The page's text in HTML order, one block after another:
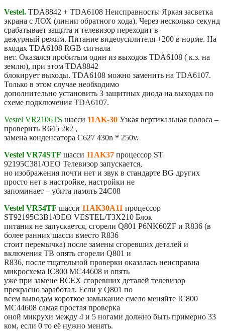
Vestel. TDA8842 + TDA6108 Неисправность: Яркая засветка
экрана с ЛОХ (линии обратного хода). Через несколько секунд
срабатывает защита и телевизор переходит в
дежурный режим. Питание видеоусилителя +200 в норме. На
входах TDA6108 RGB сигнала
нет. Оказался пробитым один из выходов TDA6108 ( к.з. на
землю), при этом TDA8842
блокирует выходы. TDA6108 можно заменить на TDA6107.
Только в этом случае необходимо
дополнительно установить 3 защитных диода на выходах по
схеме подключения TDA6107.
Vestel VR2106TS шасси 11AK-30 Узкая вертикальная полоса –
проверить R645 2k2 ,
замена конденсатора C627 430n * 250v.
Vestel VR74STF шасси 11AK37 процессор ST
92195C381/OEO Телевизор запускается,
но изображения почти нет и звук в стандарте BG других
просто нет в настройке, настройки не
запоминает – убита память 24C08
Vestel VR54TF шасси 11AK30A11 процессор
ST92195C3B1/OEO VESTEL/T3X210 Блок
питания не запускается, сгорели Q801 P6NK60ZF и R836 (в
более ранних шасси вместо R836
стоит перемычка) после замены сгоревших деталей и
включения ТВ опять сгорели Q801 и
R836, после тщательной проверки оказалась неисправна
микросхема IC800 MC44608 и опять
уже при замене ВСЕХ сгоревших деталей телевизор
прекрасно заработал. Если у Q801 по
всем выводам короткое замыкание смело меняйте IC800
MC44608 самая простая проверка
оной микрухи между 4 и 5 ногами должно быть примерно 33
ком, если 0 то её нужно менять.